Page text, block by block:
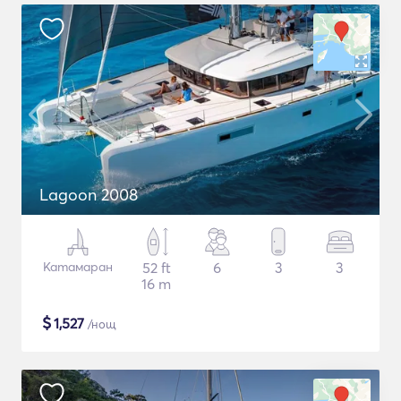
Lagoon 2008
Катамаран
52 ft
16 m
6 3 3
$1,527 /нощ